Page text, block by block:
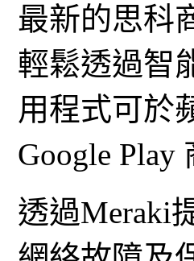
最新的思科
輕鬆透過智
用程式可於
Google
透過Meraki